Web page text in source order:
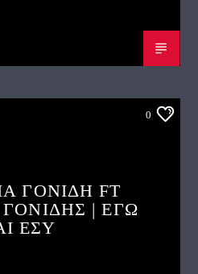
0
ΓΟΝΙΔΗ FT
| ΕΓΩ
ΕΣΥ